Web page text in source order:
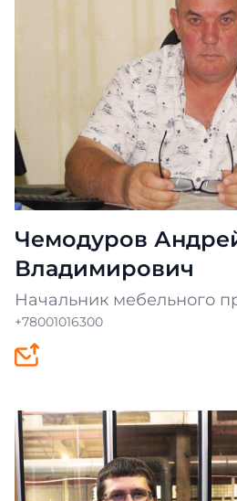
Чемодуров
Владимирович
Начальник мебельного
+78001016300